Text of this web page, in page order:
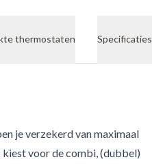
thermostaten Specificaties
je verzekerd van maximaal
voor de combi, (dubbel)